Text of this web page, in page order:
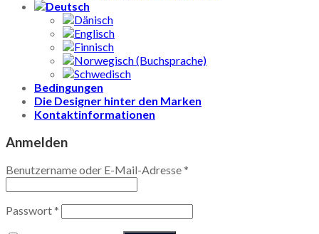
Bedingungen
Die Designer hinter den Marken
Kontaktinformationen
Anmelden
Benutzername oder E-Mail-Adresse*
Passwort*